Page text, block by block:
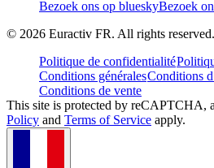
Bezoek ons op blueskyBezoek
© 2026 Euractiv FR. All rights reserved.
Politique de confidentialité
Conditions généralesConditions
Conditions de vente
This site is protected by reCAPTCHA,
Policy and Terms of Service apply.